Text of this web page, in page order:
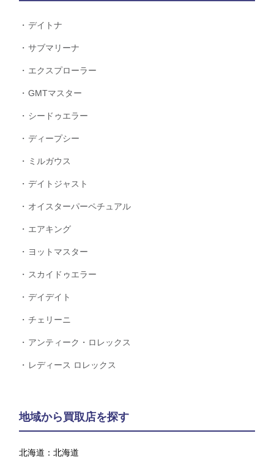
デイトナ
サブマリーナ
エクスプローラー
GMTマスター
シードゥエラー
ディープシー
ミルガウス
デイトジャスト
オイスターパーペチュアル
エアキング
ヨットマスター
スカイドゥエラー
デイデイト
チェリーニ
アンティーク・ロレックス
レディース ロレックス
地域から買取店を探す
北海道：北海道